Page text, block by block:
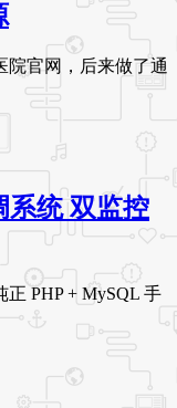
院官网，后来做了通
系统 双监控
PHP + MySQL 手